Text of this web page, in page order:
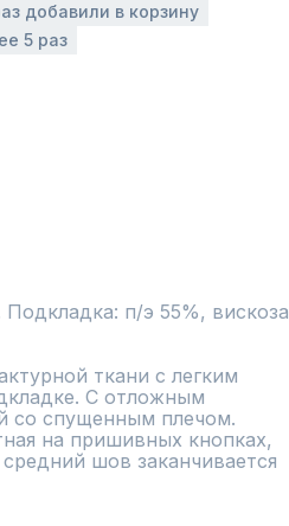
добавили в корзину
5 раз
п/э 55%, вискоза
ткани с легким
С отложным
со спущенным плечом.
на пришивных кнопках,
шов заканчивается